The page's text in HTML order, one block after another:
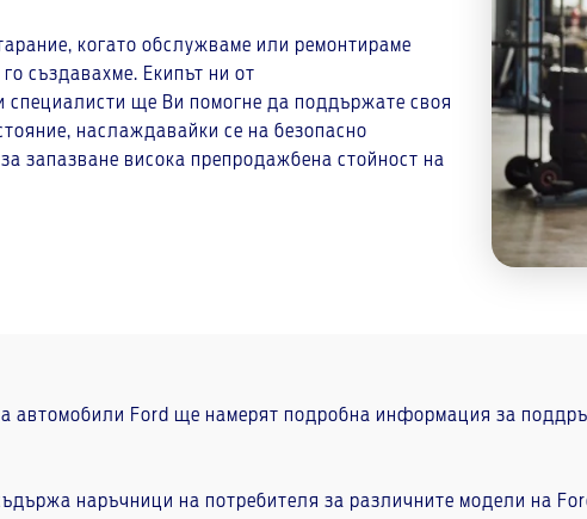
когато обслужваме или ремонтираме
създавахме. Екипът ни от
специалисти ще Ви помогне да поддържате своя
наслаждавайки се на безопасно
запазване висока препродажбена стойност на
автомобили Ford ще намерят подробна информация за
наръчници на потребителя за различните модели на